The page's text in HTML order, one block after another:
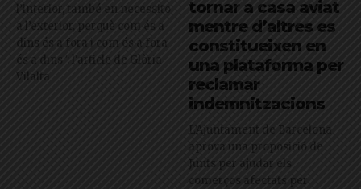
l’interior, també en necessito
a l’exterior, perquè com és a
dins és a fora i com és a fora
és a dins": l'article de Glòria
Vilalta
tornar a casa aviat
mentre d’altres es
constitueixen en
una plataforma per
reclamar
indemnitzacions
L’Ajuntament de Barcelona
aprova una proposició de
Junts per ajudar els
comerços afectats per